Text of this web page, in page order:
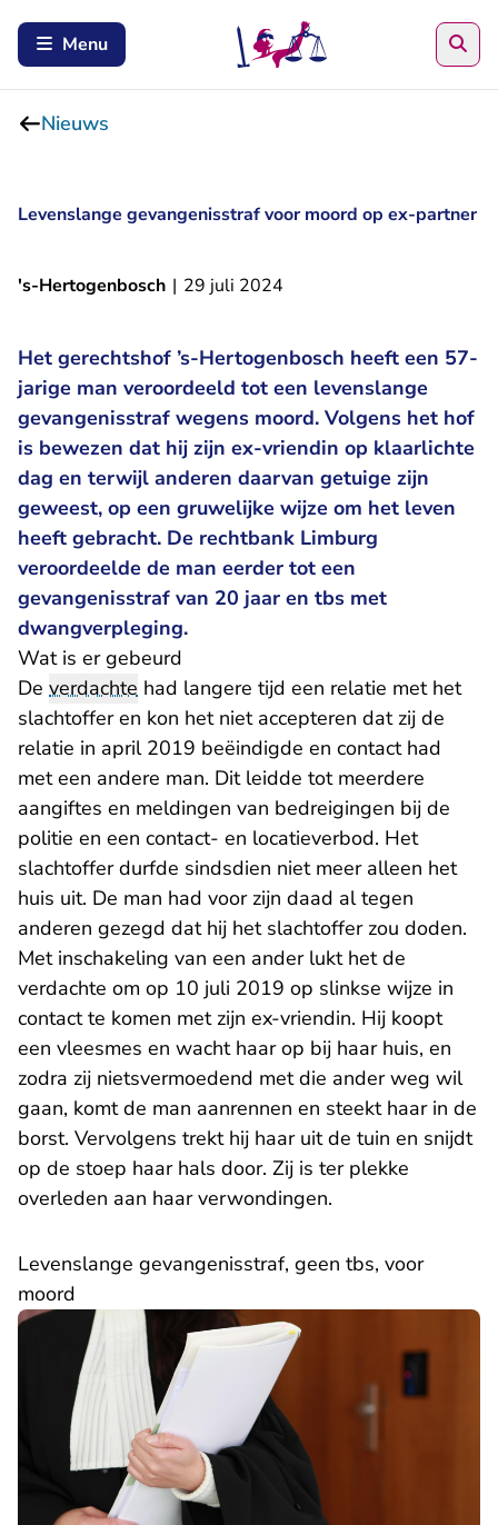
Menu
Nieuws
Levenslange gevangenisstraf voor moord op ex-partner
's-Hertogenbosch | 29 juli 2024
Het gerechtshof ’s-Hertogenbosch heeft een 57-
jarige man veroordeeld tot een levenslange
gevangenisstraf wegens moord. Volgens het hof
is bewezen dat hij zijn ex-vriendin op klaarlichte
dag en terwijl anderen daarvan getuige zijn
geweest, op een gruwelijke wijze om het leven
heeft gebracht. De rechtbank Limburg
veroordeelde de man eerder tot een
gevangenisstraf van 20 jaar en tbs met
dwangverpleging.
Wat is er gebeurd
De verdachte had langere tijd een relatie met het
slachtoffer en kon het niet accepteren dat zij de
relatie in april 2019 beëindigde en contact had
met een andere man. Dit leidde tot meerdere
aangiftes en meldingen van bedreigingen bij de
politie en een contact- en locatieverbod. Het
slachtoffer durfde sindsdien niet meer alleen het
huis uit. De man had voor zijn daad al tegen
anderen gezegd dat hij het slachtoffer zou doden.
Met inschakeling van een ander lukt het de
verdachte om op 10 juli 2019 op slinkse wijze in
contact te komen met zijn ex-vriendin. Hij koopt
een vleesmes en wacht haar op bij haar huis, en
zodra zij nietsvermoedend met die ander weg wil
gaan, komt de man aanrennen en steekt haar in de
borst. Vervolgens trekt hij haar uit de tuin en snijdt
op de stoep haar hals door. Zij is ter plekke
overleden aan haar verwondingen.
Levenslange gevangenisstraf, geen tbs, voor
moord